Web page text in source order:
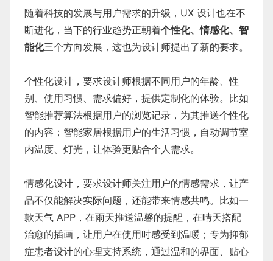
随着科技的发展与用户需求的升级，UX 设计也在不
断进化，当下的行业趋势正朝着个性化、情感化、智
能化三个方向发展，这也为设计师提出了新的要求。
个性化设计，要求设计师根据不同用户的年龄、性
别、使用习惯、需求偏好，提供定制化的体验。比如
智能推荐算法根据用户的浏览记录，为其推送个性化
的内容；智能家居根据用户的生活习惯，自动调节室
内温度、灯光，让体验更贴合个人需求。
情感化设计，要求设计师关注用户的情感需求，让产
品不仅能解决实际问题，还能带来情感共鸣。比如一
款天气 APP，在雨天推送温馨的提醒，在晴天搭配
治愈的插画，让用户在使用时感受到温暖；专为抑郁
症患者设计的心理支持系统，通过温和的界面、贴心